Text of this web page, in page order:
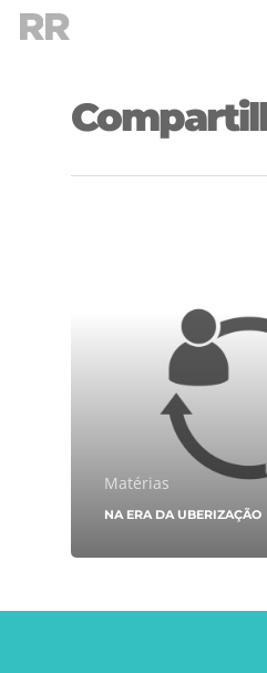
Hit enter to search or ESC
Matérias
NA ERA DA UBERIZAÇÃO